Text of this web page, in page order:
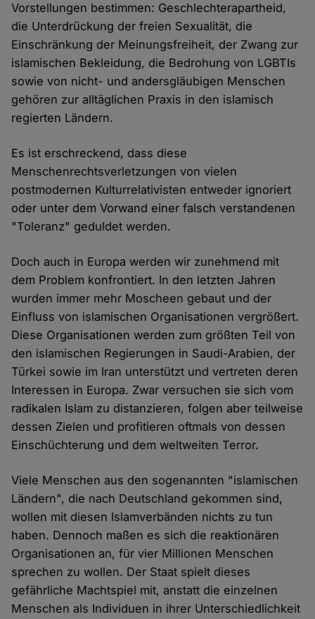
Vorstellungen bestimmen: Geschlechterapartheid,
die Unterdrückung der freien Sexualität, die
Einschränkung der Meinungsfreiheit, der Zwang zur
islamischen Bekleidung, die Bedrohung von LGBTIs
sowie von nicht- und andersgläubigen Menschen
gehören zur alltäglichen Praxis in den islamisch
regierten Ländern.
Es ist erschreckend, dass diese
Menschenrechtsverletzungen von vielen
postmodernen Kulturrelativisten entweder ignoriert
oder unter dem Vorwand einer falsch verstandenen
"Toleranz" geduldet werden.
Doch auch in Europa werden wir zunehmend mit
dem Problem konfrontiert. In den letzten Jahren
wurden immer mehr Moscheen gebaut und der
Einfluss von islamischen Organisationen vergrößert.
Diese Organisationen werden zum größten Teil von
den islamischen Regierungen in Saudi-Arabien, der
Türkei sowie im Iran unterstützt und vertreten deren
Interessen in Europa. Zwar versuchen sie sich vom
radikalen Islam zu distanzieren, folgen aber teilweise
dessen Zielen und profitieren oftmals von dessen
Einschüchterung und dem weltweiten Terror.
Viele Menschen aus den sogenannten "islamischen
Ländern", die nach Deutschland gekommen sind,
wollen mit diesen Islamverbänden nichts zu tun
haben. Dennoch maßen es sich die reaktionären
Organisationen an, für vier Millionen Menschen
sprechen zu wollen. Der Staat spielt dieses
gefährliche Machtspiel mit, anstatt die einzelnen
Menschen als Individuen in ihrer Unterschiedlichkeit